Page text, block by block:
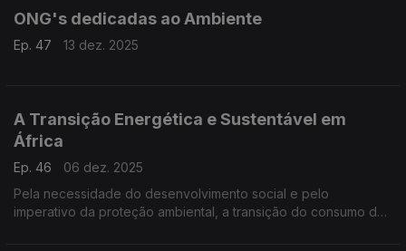
ONG's dedicadas ao Ambiente
Ep. 47 13 dez. 2025
A Transição Energética e Sustentável em
África
Ep. 46
06 dez. 2025
Pela necessidade do desenvolvimento social e pelo
imperativo da proteção ambiental, a transição do consumo de